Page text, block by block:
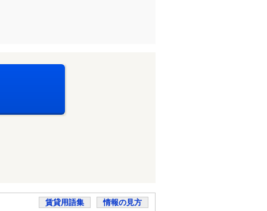
賃貸用語集 情報の見方